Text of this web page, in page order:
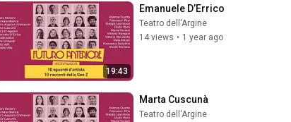
19:43
Emanuele D’Errico
Teatro dell'Argine
14 views • 1 year ago
Marta Cuscunà
Teatro dell'Argine